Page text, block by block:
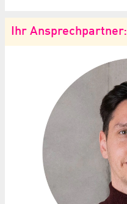
Ihr Ansprechpartner: